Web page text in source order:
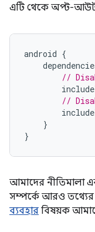
এটি থেকে অপ্ট-
android {
//
//
}
}
আমাদের নীতিমালা
সম্পর্কে আরও
ব্যবহার বিষয়ক